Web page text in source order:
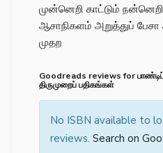
முன்னெறி காட்டும்
ஆசாநிகளம் அறுத்துப் பேசா
முதற
Goodreads reviews for பாண்டிப்
திருமுறைப் பதிகங்கள்
No ISBN available to
reviews. Search on